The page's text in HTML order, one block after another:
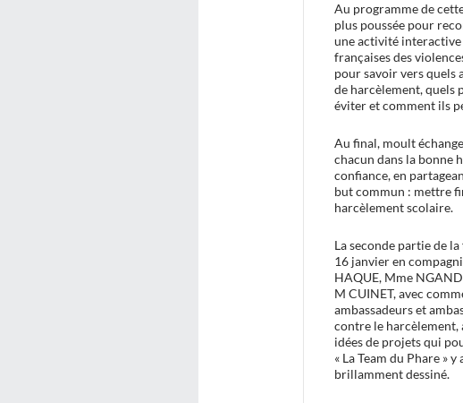
Au programme de
plus poussée pour
une activité
françaises des
pour savoir vers quels
de harcèlement, quels
éviter et comment ils
Au final, moult
chacun dans la bonne
confiance, en
but commun : mettre
harcèlement scolaire.
La seconde partie de
16 janvier en
HAQUE, Mme
M CUINET, avec
ambassadeurs et
contre le harcèlement,
idées de projets qui
« La Team du Phare »
brillamment dessiné.